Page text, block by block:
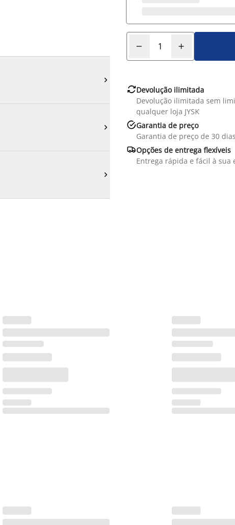



Devolução ilimitada
Devolução ilimitada sem
qualquer loja JYSK
Garantia de preço
Garantia de preço de 30
Opções de entrega flexíveis
Entrega rápida e fácil à sua